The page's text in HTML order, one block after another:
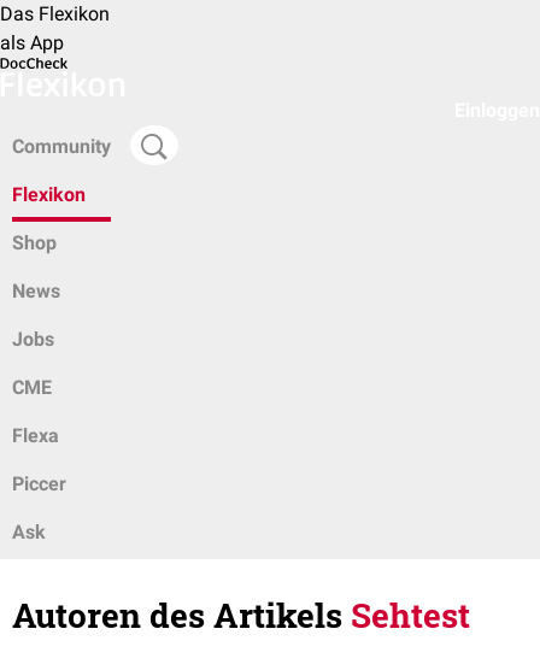
Das Flexikon
als App
Community
Flexikon
Shop
News
Jobs
CME
Flexa
Piccer
Ask
Autoren des Artikels Sehtest